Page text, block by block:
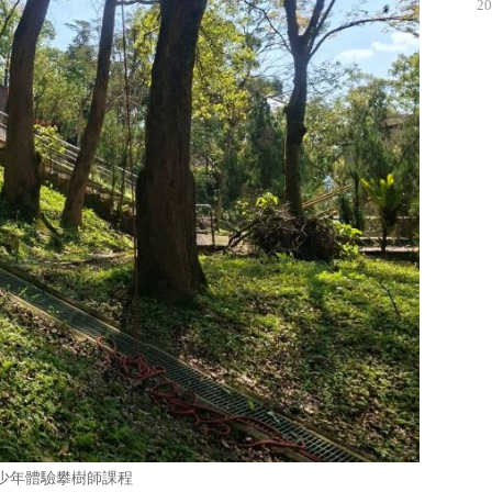
年體驗攀樹師課程